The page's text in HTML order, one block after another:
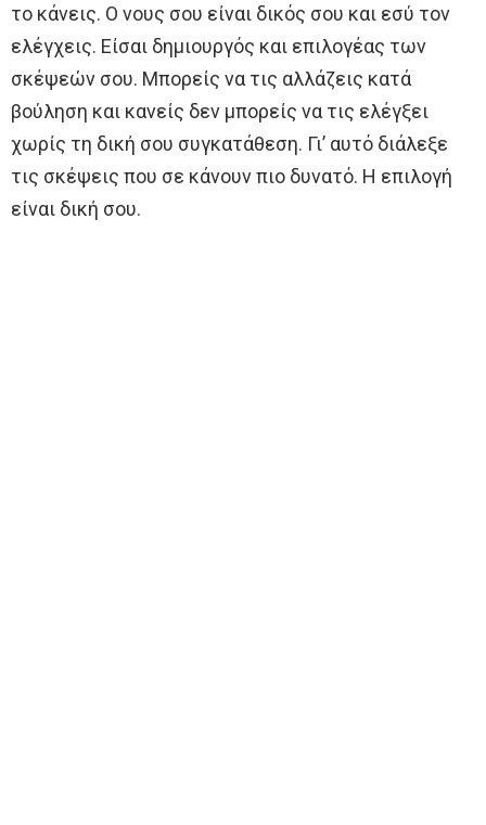
το κάνεις. Ο νους σου είναι δικός σου και εσύ τον
ελέγχεις. Είσαι δημιουργός και επιλογέας των
σκέψεών σου. Μπορείς να τις αλλάζεις κατά
βούληση και κανείς δεν μπορείς να τις ελέγξει
χωρίς τη δική σου συγκατάθεση. Γι’ αυτό διάλεξε
τις σκέψεις που σε κάνουν πιο δυνατό. Η επιλογή
είναι δική σου.